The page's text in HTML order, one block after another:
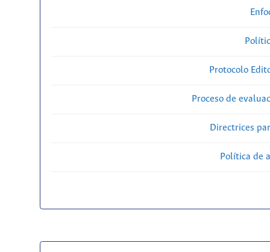
Protocolo
Proceso de
Directrices
Política de